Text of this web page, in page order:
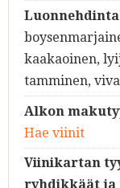
kaakaoinen,
tamminen,
Alkon
Hae viinit
Viinikartan
ryhdikkäät ja